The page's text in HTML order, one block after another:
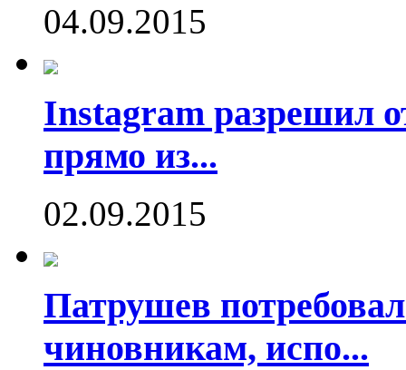
04.09.2015
Instagram разрешил
прямо из...
02.09.2015
Патрушев
чиновникам, испо...